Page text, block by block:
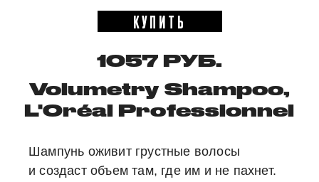
КУПИТЬ
1057 РУБ.
Volumetry Shampoo,
L'Oréal Professionnel
Шампунь оживит грустные волосы
и создаст объем там, где им и не пахнет.